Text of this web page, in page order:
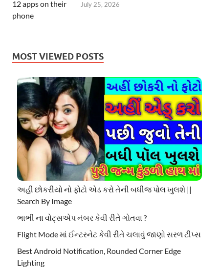
July 25, 2026
MOST VIEWED POSTS
અહી છોકરીયો નો ફોટો એડ કરો તેની બધીજ પોલ ખુલશે ||
Search By Image
ભાભી ના વોટ્સએપ નંબર કેવી રીતે ગોતવા ?
Flight Mode માં ઈન્ટરનેટ કેવી રીતે ચલાવું જાણો સરળ ટીપ્સ
Best Android Notification, Rounded Corner Edge
Lighting